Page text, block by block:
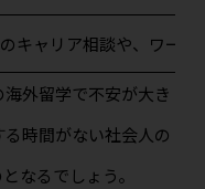
キャリア相談や、ワー
外留学で不安が大き
時間がない社会人の
なるでしょう。